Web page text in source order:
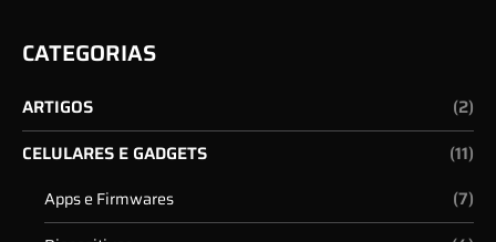
CATEGORIAS
ARTIGOS
(2)
CELULARES E GADGETS
(11)
Apps e Firmwares (7)